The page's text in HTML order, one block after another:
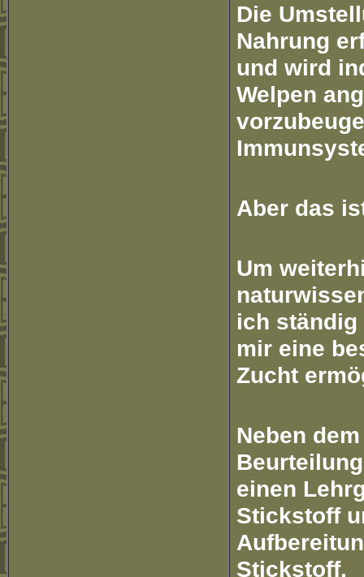
Die
Nahrung
und wird
Welpen
Aber das
Um
ich ständig
mir eine
Zucht
Neben
einen
Stickstoff
Stickstoff.